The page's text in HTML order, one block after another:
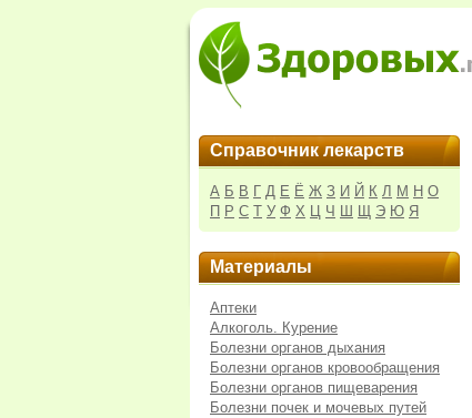
Справочник лекарств
А Б В Г Д Е Ё Ж З И Й К Л М Н О
П Р С Т У Ф Х Ц Ч Ш Щ Э Ю Я
Материалы
Аптеки
Алкоголь. Курение
Болезни органов дыхания
Болезни органов кровообращения
Болезни органов пищеварения
Болезни почек и мочевых путей